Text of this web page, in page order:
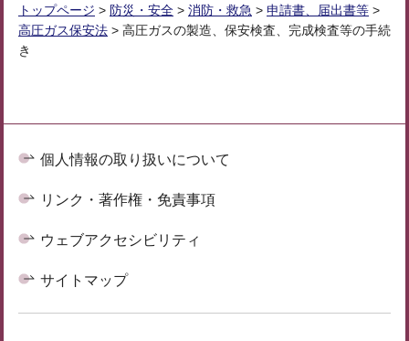
トップページ > 防災・安全 > 消防・救急 > 申請書、届出書等 >
高圧ガス保安法 > 高圧ガスの製造、保安検査、完成検査等の手続
き
個人情報の取り扱いについて
リンク・著作権・免責事項
ウェブアクセシビリティ
サイトマップ